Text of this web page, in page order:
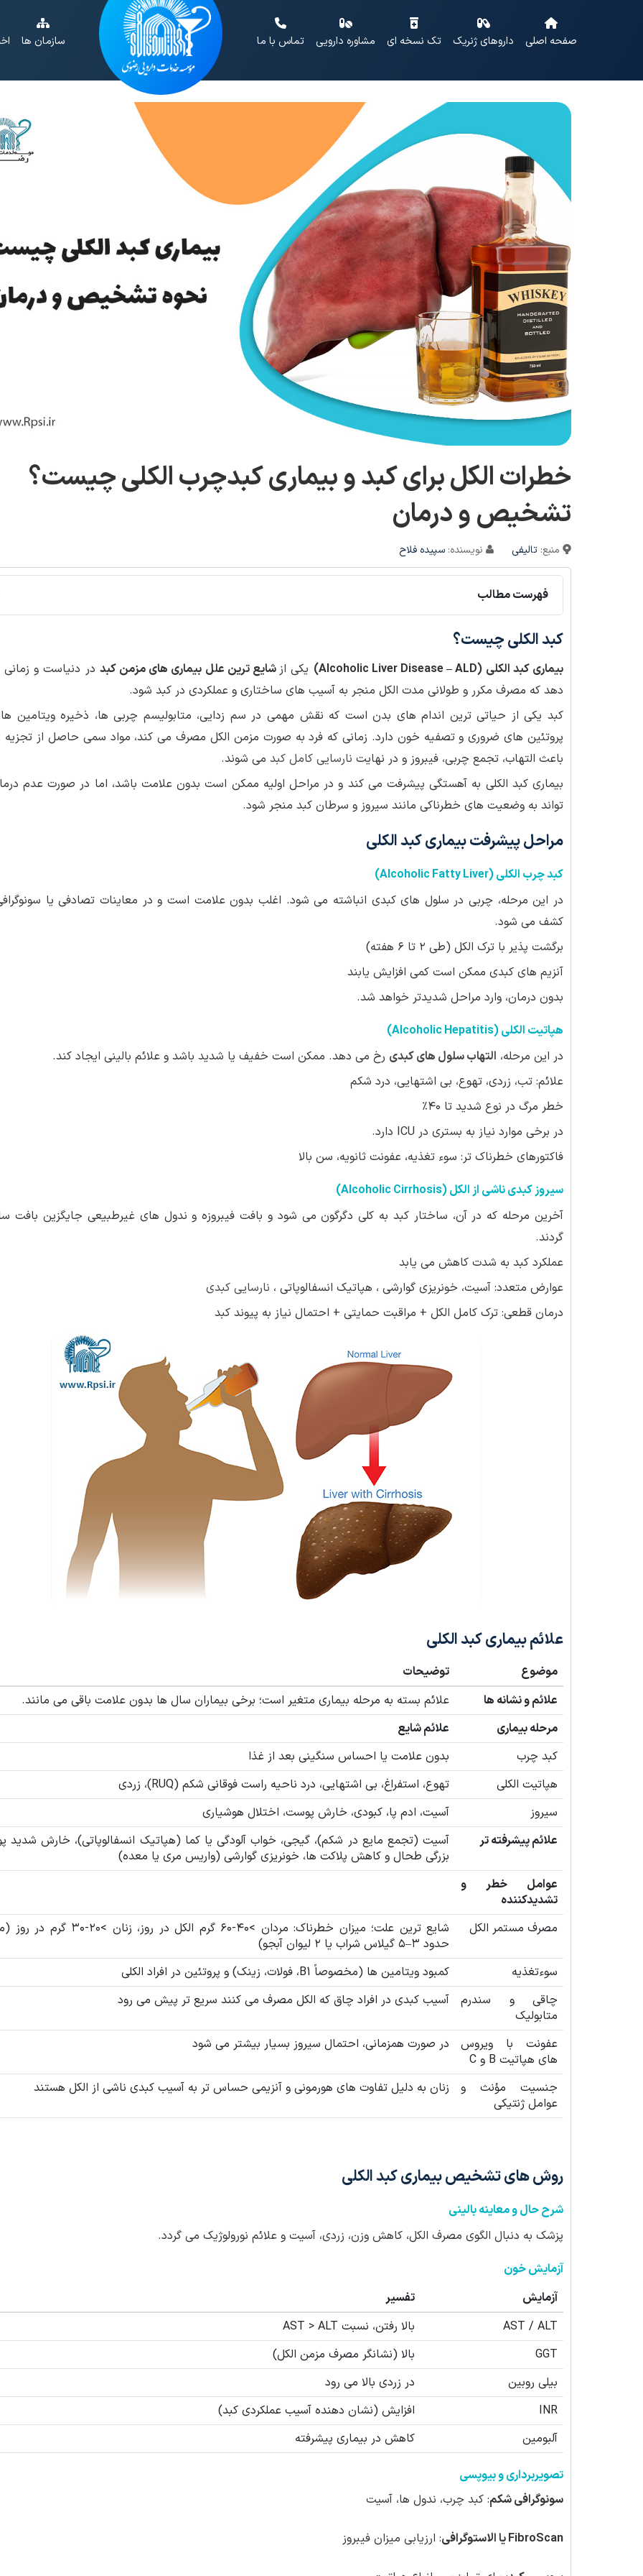
صفحه اصلی داروهای ژنریک تک نسخه ای مشاوره دارویی تماس با ما سازمان ها
خطرات الکل برای کبد و بیماری کبدچرب الکلی چیست؟
تشخیص و درمان
منبع: تالیفی نویسنده: سپیده فلاح
فهرست مطالب
کبد الکلی چیست؟
بیماری کبد الکلی (Alcoholic Liver Disease – ALD) یکی از شایع ترین علل بیماری های مزمن کبد در دنیاست و
دهد که مصرف مکرر و طولانی مدت الکل منجر به آسیب های ساختاری و عملکردی در کبد شود.
کبد یکی از حیاتی ترین اندام های بدن است که نقش مهمی در سم زدایی، متابولیسم چربی ها، ذخیره ویتامین
پروتئین های ضروری و تصفیه خون دارد. زمانی که فرد به صورت مزمن الکل مصرف می کند، مواد سمی حاصل از تجزیه
باعث التهاب، تجمع چربی، فیبروز و در نهایت نارسایی کامل کبد می شوند.
بیماری کبد الکلی به آهستگی پیشرفت می کند و در مراحل اولیه ممکن است بدون علامت باشد، اما در صورت عدم
تواند به وضعیت های خطرناکی مانند سیروز و سرطان کبد منجر شود.
مراحل پیشرفت بیماری کبد الکلی
کبد چرب الکلی (Alcoholic Fatty Liver)
در این مرحله، چربی در سلول های کبدی انباشته می شود. اغلب بدون علامت است و در معاینات تصادفی یا
کشف می شود.
برگشت پذیر با ترک الکل (طی ۲ تا ۶ هفته)
آنزیم های کبدی ممکن است کمی افزایش یابند
بدون درمان، وارد مراحل شدیدتر خواهد شد.
هپاتیت الکلی (Alcoholic Hepatitis)
در این مرحله، التهاب سلول های کبدی رخ می دهد. ممکن است خفیف یا شدید باشد و علائم بالینی ایجاد کند.
علائم: تب، زردی، تهوع، بی اشتهایی، درد شکم
خطر مرگ در نوع شدید تا ۴۰٪
در برخی موارد نیاز به بستری در ICU دارد.
فاکتورهای خطرناک تر: سوء تغذیه، عفونت ثانویه، سن بالا
سیروز کبدی ناشی از الکل (Alcoholic Cirrhosis)
آخرین مرحله که در آن، ساختار کبد به کلی دگرگون می شود و بافت فیبروزه و ندول های غیرطبیعی جایگزین بافت
گردند.
عملکرد کبد به شدت کاهش می یابد
عوارض متعدد: آسیت، خونریزی گوارشی ، هپاتیک انسفالوپاتی ، نارسایی کبدی
درمان قطعی: ترک کامل الکل + مراقبت حمایتی + احتمال نیاز به پیوند کبد
علائم بیماری کبد الکلی
موضوع
توضیحات
علائم و نشانه ها
علائم بسته به مرحله بیماری متغیر است؛ برخی بیماران سال ها بدون علامت باقی می مانند.
مرحله بیماری
علائم شایع
کبد چرب
بدون علامت یا احساس سنگینی بعد از غذا
هپاتیت الکلی
تهوع، استفراغ، بی اشتهایی، درد ناحیه راست فوقانی شکم (RUQ)، زردی
سیروز
آسیت، ادم پا، کبودی، خارش پوست، اختلال هوشیاری
علائم پیشرفته تر
آسیت (تجمع مایع در شکم)، گیجی، خواب آلودگی یا کما (هپاتیک انسفالوپاتی)، خارش شدید
بزرگی طحال و کاهش پلاکت ها، خونریزی گوارشی (واریس مری یا معده)
عوامل خطر و
تشدیدکننده
مصرف مستمر الکل
شایع ترین علت؛ میزان خطرناک: مردان >۴۰-۶۰ گرم الکل در روز،
حدود ۳–۵ گیلاس شراب یا ۲ لیوان آبجو)
سوءتغذیه
کمبود ویتامین ها (مخصوصاً B1، فولات، زینک) و پروتئین در افراد الکلی
چاقی و سندرم
متابولیک
آسیب کبدی در افراد چاق که الکل مصرف می کنند سریع تر پیش می رود
عفونت با ویروس
های هپاتیت B و C
در صورت همزمانی، احتمال سیروز بسیار بیشتر می شود
جنسیت مؤنث و
عوامل ژنتیکی
زنان به دلیل تفاوت های هورمونی و آنزیمی حساس تر به آسیب کبدی ناشی از الکل هستند
روش های تشخیص بیماری کبد الکلی
شرح حال و معاینه بالینی
پزشک به دنبال الگوی مصرف الکل، کاهش وزن، زردی، آسیت و علائم نورولوژیک می گردد.
آزمایش خون
آزمایش
تفسیر
AST / ALT
بالا رفتن، نسبت AST > ALT
GGT
بالا (نشانگر مصرف مزمن الکل)
بیلی روبین
در زردی بالا می رود
INR
افزایش (نشان دهنده آسیب عملکردی کبد)
آلبومین
کاهش در بیماری پیشرفته
تصویربرداری و بیوپسی
سونوگرافی شکم: کبد چرب، ندول ها، آسیت
FibroScan یا الاستوگرافی : ارزیابی میزان فیبروز